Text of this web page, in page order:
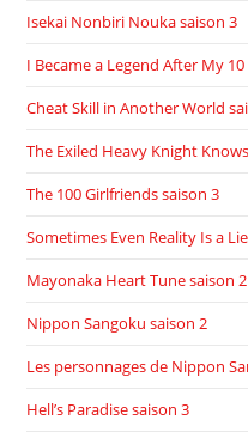
Isekai Nonbiri Nouka saison 3
I Became a Legend After My
Cheat Skill in Another World
The Exiled Heavy Knight
The 100 Girlfriends saison 3
Sometimes Even Reality Is a
Mayonaka Heart Tune saison 2
Nippon Sangoku saison 2
Les personnages de Nippon
Hell’s Paradise saison 3